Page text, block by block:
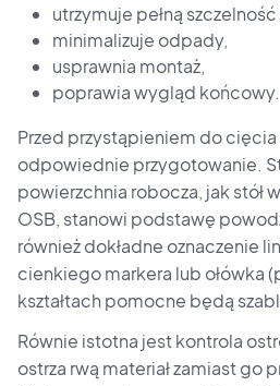
utrzymuje pełną
minimalizuje odpady,
usprawnia montaż,
poprawia wygląd końcowy.
Przed przystąpieniem do
odpowiednie przygotowanie.
powierzchnia robocza, jak stół
OSB, stanowi podstawę
również dokładne oznaczenie
cienkiego markera lub ołówka
kształtach pomocne będą
Równie istotna jest kontrola
ostrza rwą materiał zamiast go